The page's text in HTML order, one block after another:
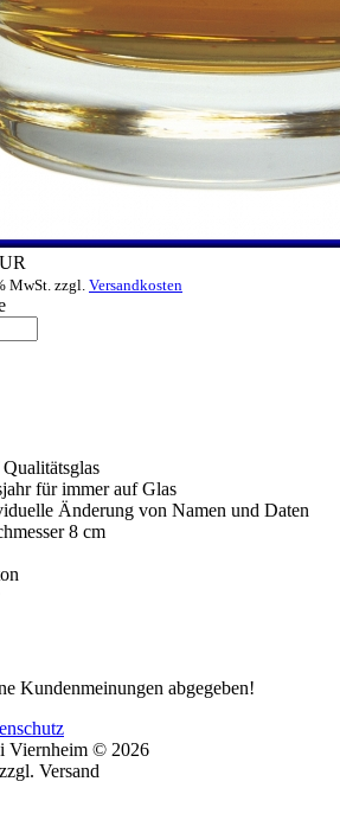
MwSt. zzgl. Versandkosten
für immer auf Glas
Änderung von Namen und Daten
8 cm
Kundenmeinungen abgegeben!
Viernheim © 2026
Versand